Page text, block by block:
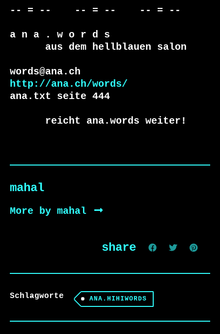
-- = --    -- = --    -- = --
a n a . w o r d s
http://ana.ch/words/
ana.txt seite 444
      reicht ana.words weiter!
mahal
More by mahal
share
Schlagworte ANA.HIHIWORDS